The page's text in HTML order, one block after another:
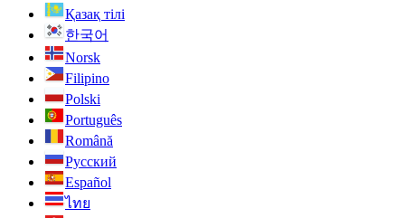
Қазақ тілі
한국어
Norsk
Filipino
Polski
Português
Română
Русский
Español
ไทย